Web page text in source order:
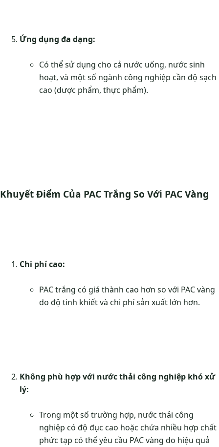
Ứng dụng đa dạng:
Có thể sử dụng cho cả nước uống, nước sinh
hoạt, và một số ngành công nghiệp cần độ sạch
cao (dược phẩm, thực phẩm).
Khuyết Điểm Của PAC Trắng So Với PAC Vàng
Chi phí cao:
PAC trắng có giá thành cao hơn so với PAC vàng
do độ tinh khiết và chi phí sản xuất lớn hơn.
Không phù hợp với nước thải công nghiệp khó xử
lý:
Trong một số trường hợp, nước thải công
nghiệp có độ đục cao hoặc chứa nhiều hợp chất
phức tạp có thể yêu cầu PAC vàng do hiệu quả